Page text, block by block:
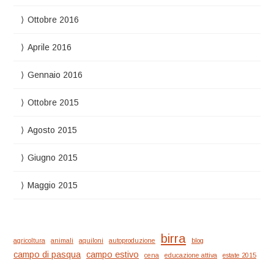
Ottobre 2016
Aprile 2016
Gennaio 2016
Ottobre 2015
Agosto 2015
Giugno 2015
Maggio 2015
agricoltura animali aquiloni autoproduzione birra blog
campo di pasqua campo estivo cena educazione attiva estate 2015